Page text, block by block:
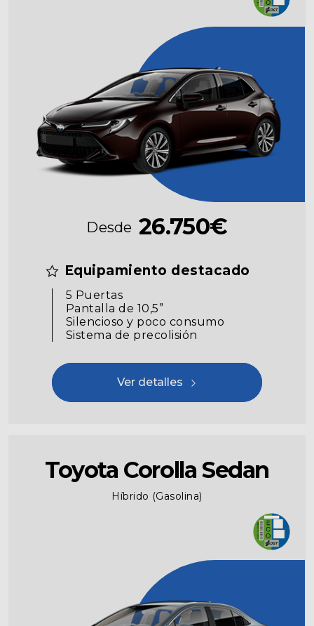
Desde 26.750€
Equipamiento destacado
5 Puertas
Pantalla de 10,5”
Silencioso y poco consumo
Sistema de precolisión
Ver detalles
Toyota Corolla Sedan
Híbrido (Gasolina)